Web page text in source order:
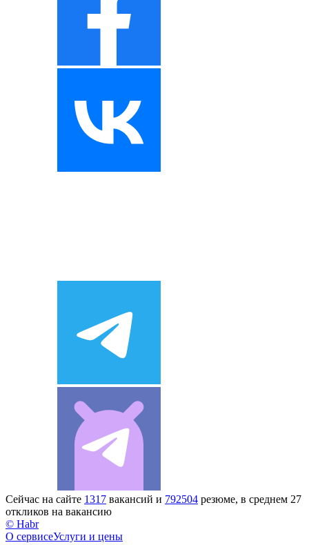
Сейчас на сайте 1317 вакансий и 792504 резюме, в среднем 27
откликов на вакансию
© Habr
О сервисеУслуги и цены